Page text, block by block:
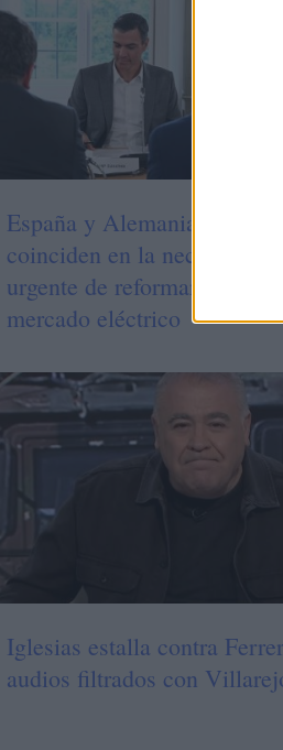
España y Alemania
coinciden en la necesidad
urgente de reformar el
mercado eléctrico
Iglesias estalla contra
audios filtrados con